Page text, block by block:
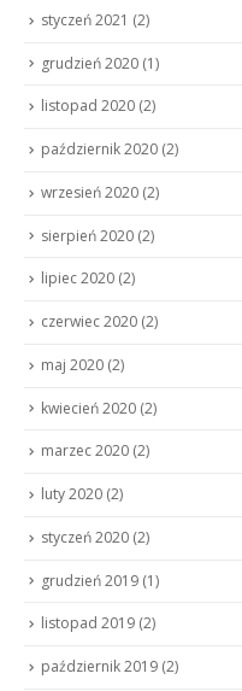
styczeń 2021 (2)
grudzień 2020 (1)
listopad 2020 (2)
październik 2020 (2)
wrzesień 2020 (2)
sierpień 2020 (2)
lipiec 2020 (2)
czerwiec 2020 (2)
maj 2020 (2)
kwiecień 2020 (2)
marzec 2020 (2)
luty 2020 (2)
styczeń 2020 (2)
grudzień 2019 (1)
listopad 2019 (2)
październik 2019 (2)